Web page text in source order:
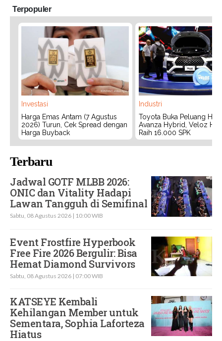
Terpopuler
Investasi
Harga Emas Antam (7 Agustus
2026) Turun, Cek Spread dengan
Harga Buyback
Industri
Toyota Buka Peluang
Avanza Hybrid, Veloz
Raih 16.000 SPK
Terbaru
Jadwal GOTF MLBB 2026:
ONIC dan Vitality Hadapi
Lawan Tangguh di Semifinal
Sabtu, 08 Agustus 2026 | 10:00 WIB
Event Frostfire Hyperbook
Free Fire 2026 Bergulir: Bisa
Hemat Diamond Survivors
Sabtu, 08 Agustus 2026 | 07:00 WIB
KATSEYE Kembali
Kehilangan Member untuk
Sementara, Sophia Laforteza
Hiatus